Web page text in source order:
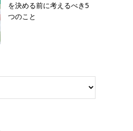
を決める前に考えるべき5
つのこと